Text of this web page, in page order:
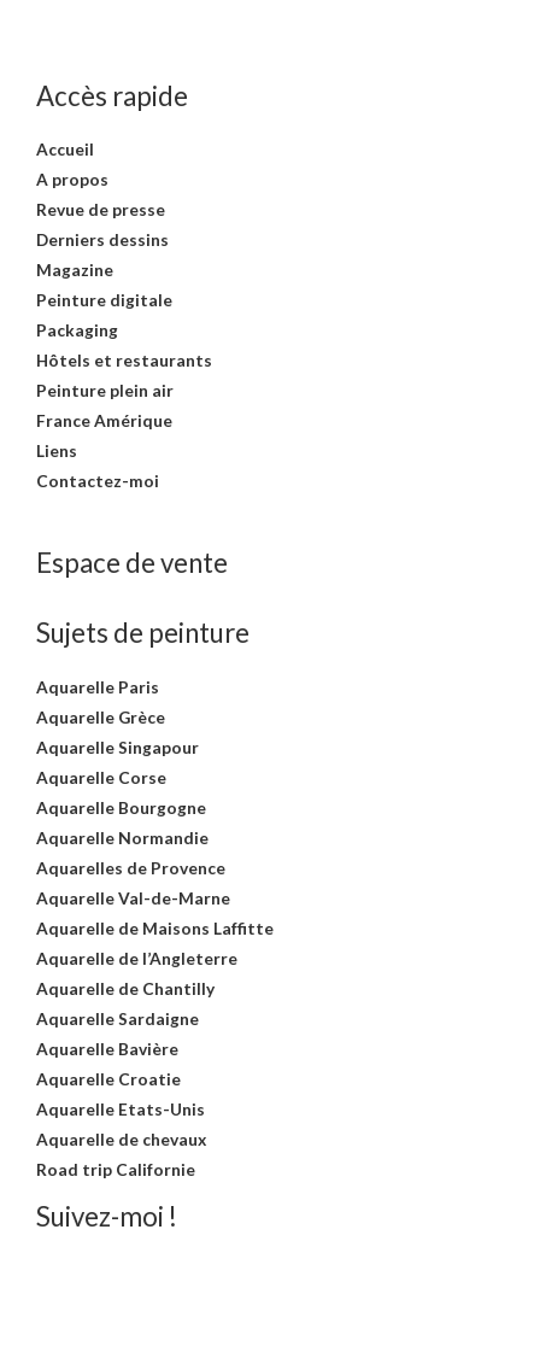
Accès rapide
Accueil
A propos
Revue de presse
Derniers dessins
Magazine
Peinture digitale
Packaging
Hôtels et restaurants
Peinture plein air
France Amérique
Liens
Contactez-moi
Espace de vente
Sujets de peinture
Aquarelle Paris
Aquarelle Grèce
Aquarelle Singapour
Aquarelle Corse
Aquarelle Bourgogne
Aquarelle Normandie
Aquarelles de Provence
Aquarelle Val-de-Marne
Aquarelle de Maisons Laffitte
Aquarelle de l’Angleterre
Aquarelle de Chantilly
Aquarelle Sardaigne
Aquarelle Bavière
Aquarelle Croatie
Aquarelle Etats-Unis
Aquarelle de chevaux
Road trip Californie
Suivez-moi !